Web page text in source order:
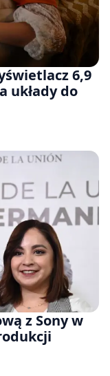
6,9
układy do
z Sony w